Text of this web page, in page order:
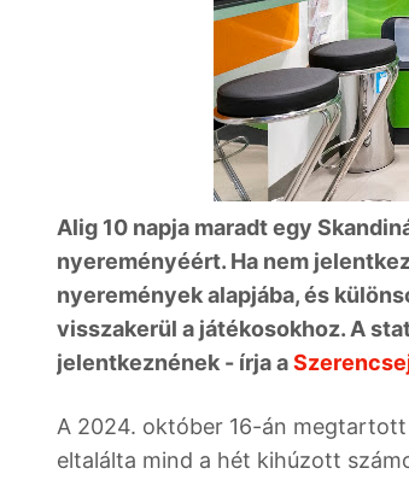
Alig 10 napja maradt egy
nyereményéért. Ha nem
nyeremények alapjába, és
visszakerül a játékosokhoz. A
jelentkeznének - írja a
A 2024. október 16-án
eltalálta mind a hét kihúzott